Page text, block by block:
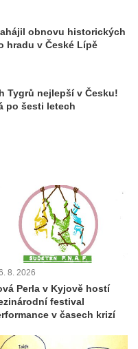
obnovu historických
hradu v České Lípě
Tygrů nejlepší v Česku!
po šesti letech
8. 2026
Perla v Kyjově hostí
festival
v časech krizí